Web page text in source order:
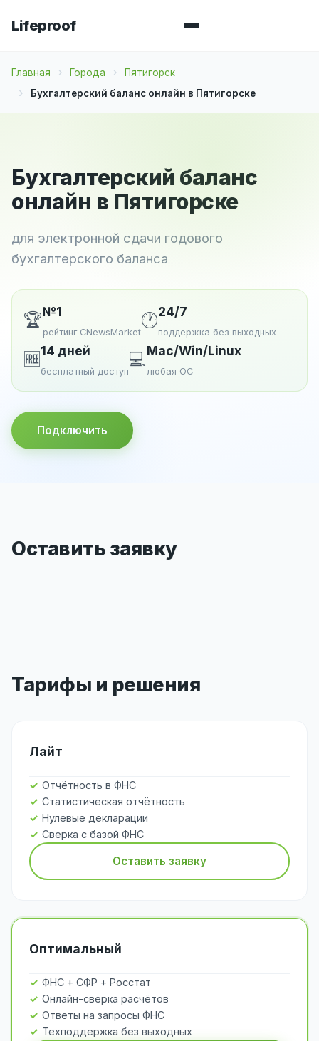
Lifeproof
Главная Города
Пятигорск
Бухгалтерский баланс онлайн в Пятигорске
Бухгалтерский баланс
онлайн в Пятигорске
для электронной сдачи годового
бухгалтерского баланса
🏆№1
рейтинг CNewsMarket
🕐24/7
поддержка без выходных
🆓14 дней
бесплатный доступ
💻Mac/Win/Linux
любая ОС
Подключить
Оставить заявку
Тарифы и решения
Лайт
Отчётность в ФНС
Статистическая отчётность
Нулевые декларации
Сверка с базой ФНС
Оставить заявку
Оптимальный
ФНС + СФР + Росстат
Онлайн-сверка расчётов
Ответы на запросы ФНС
Техподдержка без выходных